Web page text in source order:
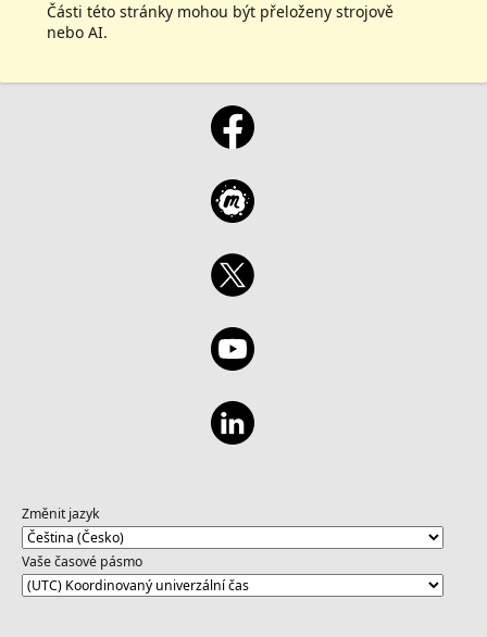
Části této stránky mohou být přeloženy strojově
nebo AI.
Změnit jazyk
Vaše časové pásmo